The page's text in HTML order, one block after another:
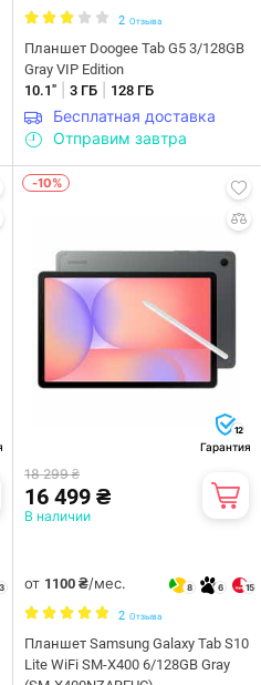
2 Отзыва
Планшет Doogee Tab G5 3/128GB
Gray VIP Edition
10.1"
3 ГБ 128 ГБ
Бесплатная доставка
Отправим завтра
3
-10%
12
Гарантия
18 299 ₴
16 499 ₴
В наличии
от 1100 ₴/мес. 8 6 15
2 Отзыва
Планшет Samsung Galaxy Tab S10
Lite WiFi SM-X400 6/128GB Gray